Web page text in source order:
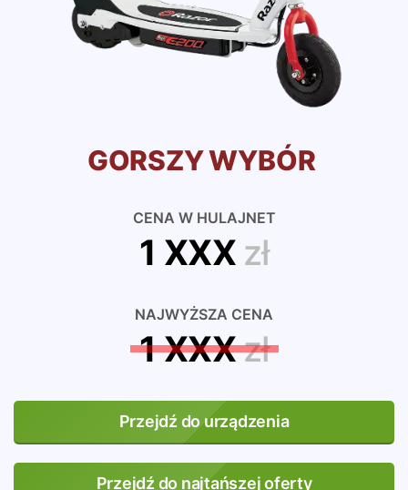
GORSZY WYBÓR
CENA W HULAJNET
1 XXX zł
NAJWYŻSZA CENA
1 XXXzł
Przejdź do urządzenia
Przejdź do najtańszej oferty